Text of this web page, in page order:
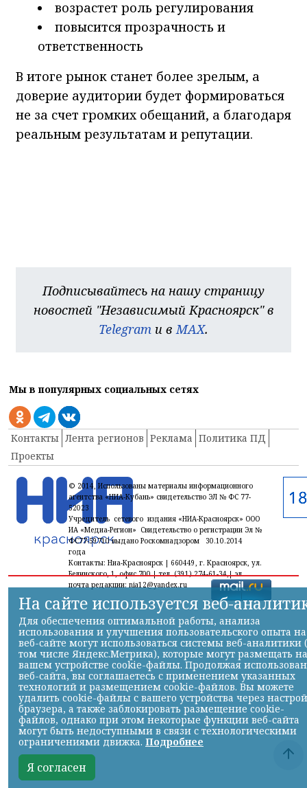
возрастет роль регулирования
повысится прозрачность и
ответственность
В итоге рынок станет более зрелым, а
доверие аудитории будет формироваться
не за счет громких обещаний, а благодаря
реальным результатам и репутации.
Подписывайтесь на нашу страницу
новостей "Независимый Красноярск" в
Telegram и в MAX.
Мы в популярных социальных сетях
Контакты Лента регионов Реклама Политика ПД
Проекты
© 2014, Использованы материалы информационного
агентства «НИА-Кубань» свидетельство ЭЛ № ФС 77-
52023
Учредитель сетевого издания «НИА-Красноярск» ООО
ИА «Медиа-Регион» Свидетельство о регистрации Эл №
ФС77-59710 выдано Роскомнадзором 30.10.2014
года
Контакты: Ниа-Красноярск | 660449, г. Красноярск, ул.
Белинского, 1, офис 700 | тел. (391) 274-61-34,| эл.
почта редакции: nia12@yandex.ru
На сайте используется веб-
Для обеспечения оптимальной работы, анализа
использования и улучшения пользовательского опыта на
веб-сайте могут использоваться системы веб-аналитики
том числе Яндекс.Метрика), которые могут размещать на
вашем устройстве cookie-файлы. Продолжая
веб-сайта, вы соглашаетесь с применением указанных
технологий и размещением cookie-файлов. Вы можете
удалить cookie-файлы с вашего устройства через
браузера, а также заблокировать размещение cookie-
файлов, однако при этом некоторые функции веб-сайта
могут быть недоступными в связи с технологическими
ограничениями движка. Подробнее
Я согласен